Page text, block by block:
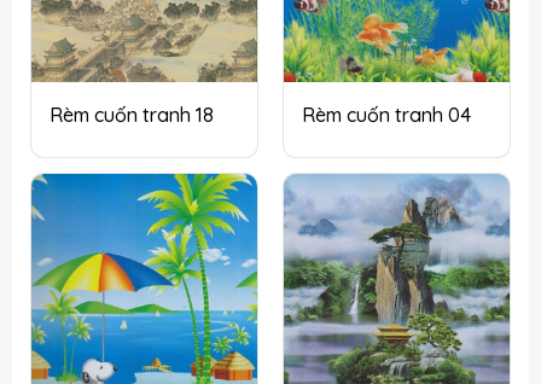
Rèm cuốn tranh 18 Rèm cuốn tranh 04